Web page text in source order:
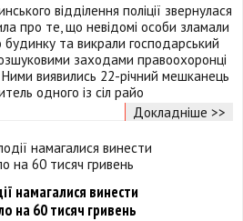
відділення поліції звернулася
про те, що невідомі особи зламали
будинку та викрали господарський
заходами правоохоронці
виявились 22-річний мешканець
одного із сіл райо
Докладніше >>
намагалися винести
на 60 тисяч гривень